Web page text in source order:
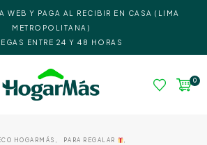
WEB Y PAGA AL RECIBIR EN CASA (LIMA
METROPOLITANA)
ENTRE 24 Y 48 HORAS
0
HOGARMÁS , PARA REGALAR
,